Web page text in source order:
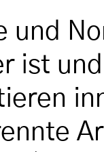
und
ist